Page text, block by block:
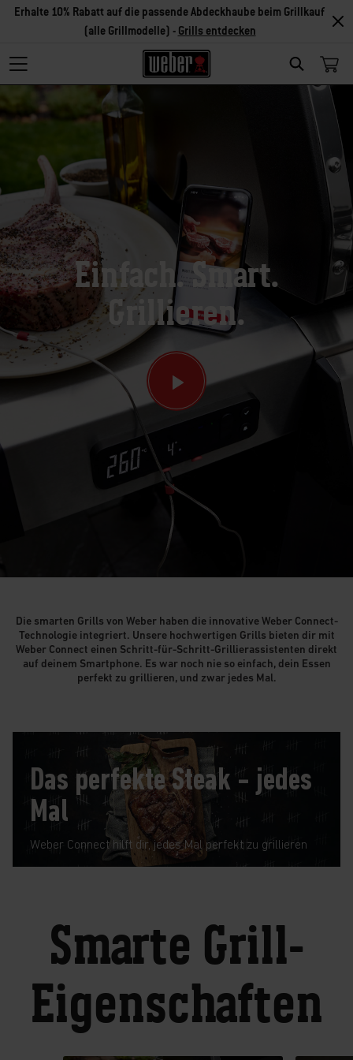
Search
Erhalte 10% Rabatt auf die passende Abdeckhaube beim Grillkauf
(alle Grillmodelle) - Grills entdecken
Einfach. Smart.
Grillieren.
Die smarten Grills von Weber haben die innovative Weber Connect-
Technologie integriert. Unsere hochwertigen Grills bieten dir mit
Weber Connect einen Schritt-für-Schritt-Grillierassistenten direkt
auf deinem Smartphone. Es war noch nie so einfach, dein Essen
perfekt zu grillieren, und zwar jedes Mal.
Das perfekte Steak - jedes
Mal
Weber Connect hilft dir, jedes Mal perfekt zu grillieren
Smarte Grill-
Eigenschaften